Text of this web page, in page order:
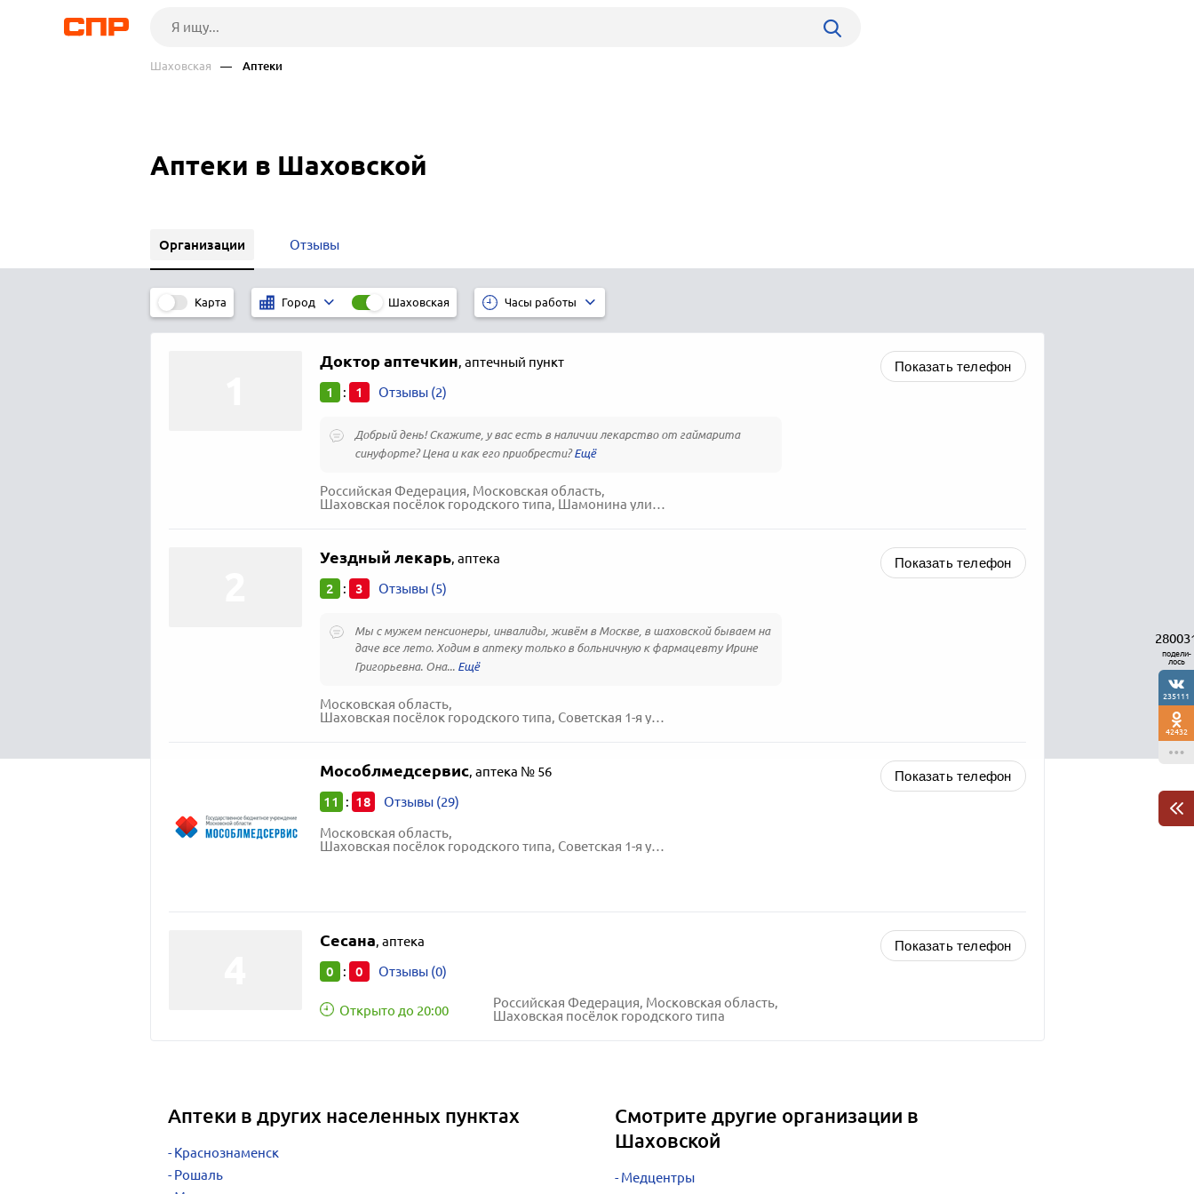
Шаховская — Аптеки
Аптеки в Шаховской
Организации Отзывы
Карта Город Шаховская Часы работы
Доктор аптечкин, аптечный пункт
1 : 1 Отзывы (2)
Добрый день! Скажите, у вас есть в наличии лекарство от гаймарита
синуфорте? Цена и как его приобрести?
Российская Федерация, Московская область,
Шаховская посёлок городского типа, Шамонина улица, 17-А
Показать телефон
Уездный лекарь, аптека
2 : 3 Отзывы (5)
Мы с мужем пенсионеры, инвалиды, живём в Москве, в шаховской бываем на
даче все лето. Ходим в аптеку только в больничную к фармацевту Ирине
Григорьевна. Она...
Московская область,
Шаховская посёлок городского типа, Советская 1-я улица, 54
Показать телефон
Мособлмедсервис, аптека № 56
11 : 18 Отзывы (29)
Московская область,
Шаховская посёлок городского типа, Советская 1-я улица, 54
Показать телефон
Сесана, аптека
0 : 0 Отзывы (0)
Открыто до 20:00
Российская Федерация, Московская область,
Шаховская посёлок городского типа
Показать телефон
Аптеки в других населенных пунктах
Краснознаменск
Рошаль
Смотрите другие организации в
Шаховской
Медцентры
подели-
лось
235111
42432